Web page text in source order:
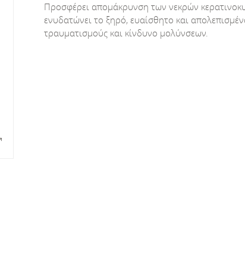
Προσφέρει απομάκρυνση των νεκρών
ενυδατώνει το ξηρό, ευαίσθητο και
τραυματισμούς και κίνδυνο μολύνσεων.